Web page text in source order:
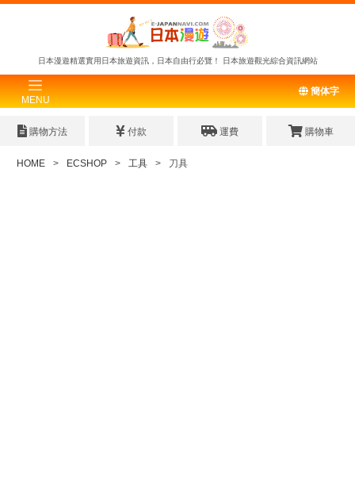
日本漫遊精選實用日本旅遊資訊，日本自由行必覽！ 日本旅遊觀光綜合資訊網站
MENU
簡体字
購物方法 付款 運費 購物車
HOME ECSHOP 工具 刀具